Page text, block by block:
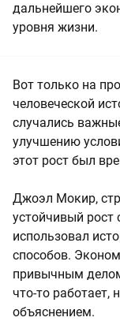
дальнейшего
уровня жизни.
Вот только на
человеческой
случались
улучшению
этот рост был
Джоэл Мокир,
устойчивый рост
использовал
способов.
привычным
что-то работает,
объяснением.